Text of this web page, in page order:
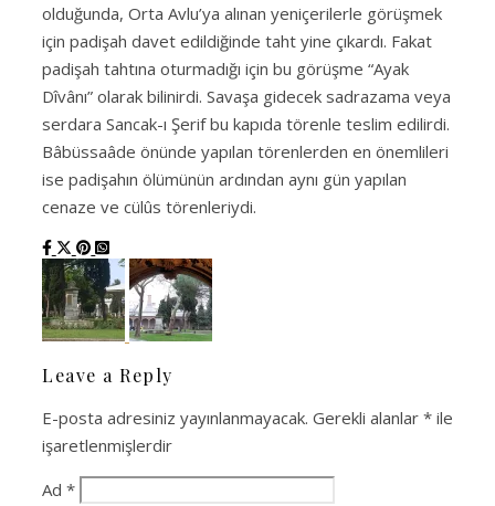
olduğunda, Orta Avlu’ya alınan yeniçerilerle görüşmek
için padişah davet edildiğinde taht yine çıkardı. Fakat
padişah tahtına oturmadığı için bu görüşme “Ayak
Dîvânı” olarak bilinirdi. Savaşa gidecek sadrazama veya
serdara Sancak-ı Şerif bu kapıda törenle teslim edilirdi.
Bâbüssaâde önünde yapılan törenlerden en önemlileri
ise padişahın ölümünün ardından aynı gün yapılan
cenaze ve cülûs törenleriydi.
Leave a Reply
E-posta adresiniz yayınlanmayacak. Gerekli alanlar * ile
işaretlenmişlerdir
Ad *